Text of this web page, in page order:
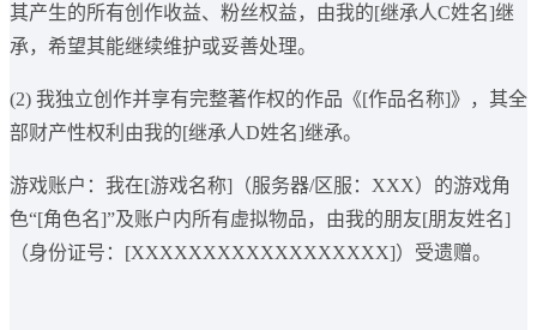
其产生的所有创作收益、粉丝权益，由我的[继承人C姓名]继
承，希望其能继续维护或妥善处理。
(2) 我独立创作并享有完整著作权的作品《[作品名称]》，其全
部财产性权利由我的[继承人D姓名]继承。
游戏账户：我在[游戏名称]（服务器/区服：XXX）的游戏角
色“[角色名]”及账户内所有虚拟物品，由我的朋友[朋友姓名]
（身份证号：[XXXXXXXXXXXXXXXXXX]）受遗赠。